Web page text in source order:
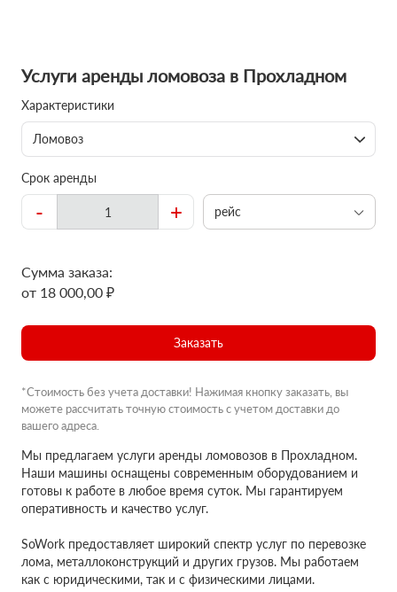
Услуги аренды ломовоза в Прохладном
Характеристики
Ломовоз
Срок аренды
- + рейс
Сумма заказа:
от 18 000,00 ₽
Заказать
*Стоимость без учета доставки! Нажимая кнопку заказать, вы
можете рассчитать точную стоимость с учетом доставки до
вашего адреса.
Мы предлагаем услуги аренды ломовозов в Прохладном.
Наши машины оснащены современным оборудованием и
готовы к работе в любое время суток. Мы гарантируем
оперативность и качество услуг.
SoWork предоставляет широкий спектр услуг по перевозке
лома, металлоконструкций и других грузов. Мы работаем
как с юридическими, так и с физическими лицами.